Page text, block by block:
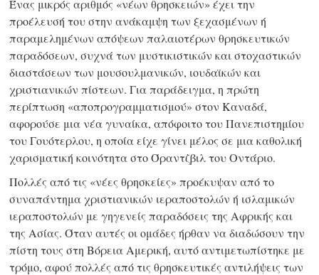
Ένας μικρός αριθμός «νέων θρησκειών» έχει την
προέλευσή του στην ανάκαμψη των ξεχασμένων ή
παραμελημένων απόψεων παλαιοτέρων θρησκευτικών
παραδόσεων, συχνά των μυστικιστικών και στοχαστικών
διαστάσεων των μουσουλμανικών, ιουδαϊκών και
χριστιανικών πίστεων. Για παράδειγμα, η πρώτη
περίπτωση «αποπρογραμματισμού» στον Καναδά,
αφορούσε μια νέα γυναίκα, απόφοιτο του Πανεπιστημίου
του Γουότερλου, η οποία είχε γίνει μέλος σε μια καθολική
χαρισματική κοινότητα στο Όραντζβιλ του Οντάριο.
Πολλές από τις «νέες θρησκείες» προέκυψαν από το
συναπάντημα χριστιανικών ιεραποστολών ή ισλαμικών
ιεραποστολών με γηγενείς παραδόσεις της Αφρικής και
της Ασίας. Όταν αυτές οι ομάδες ήρθαν να διαδώσουν την
πίστη τους στη Βόρεια Αμερική, αυτό αντιμετωπίστηκε με
τρόμο, αφού πολλές από τις θρησκευτικές αντιλήψεις των